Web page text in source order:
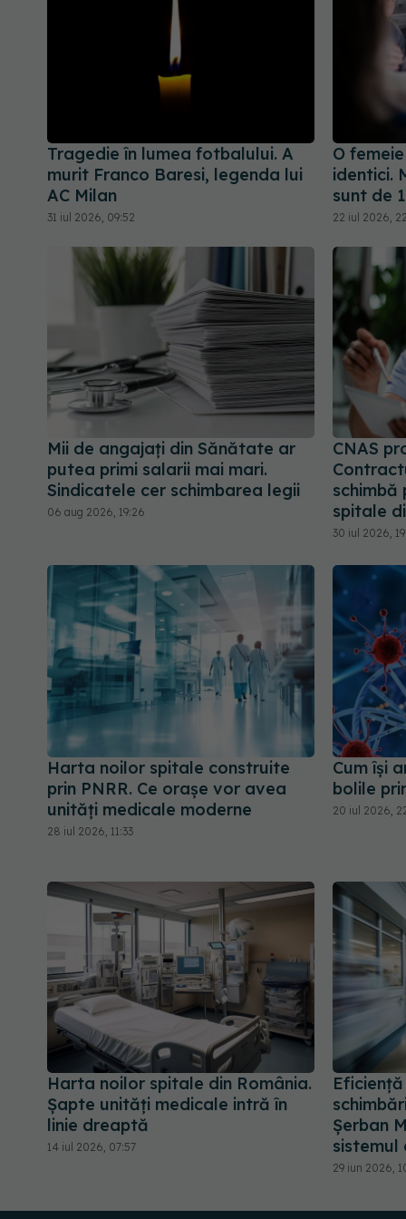
Tragedie în lumea fotbalului. A
murit Franco Baresi, legenda lui
AC Milan
31 iul 2026, 09:52
O
identici.
sunt de
22 iul 2026,
Mii de angajați din Sănătate ar
putea primi salarii mai mari.
Sindicatele cer schimbarea legii
06 aug 2026, 19:26
CNAS
schimbă
spitale
30 iul 2026,
Harta noilor spitale construite
prin PNRR. Ce orașe vor avea
unități medicale moderne
28 iul 2026, 11:33
Cum își
bolile
20 iul 2026,
Harta noilor spitale din România.
Șapte unități medicale intră în
linie dreaptă
14 iul 2026, 07:57
Șerban
29 iun 2026,